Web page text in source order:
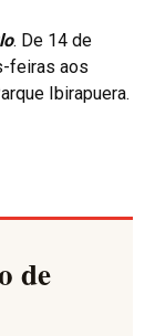
. De 14 de
feiras aos
Ibirapuera.
de